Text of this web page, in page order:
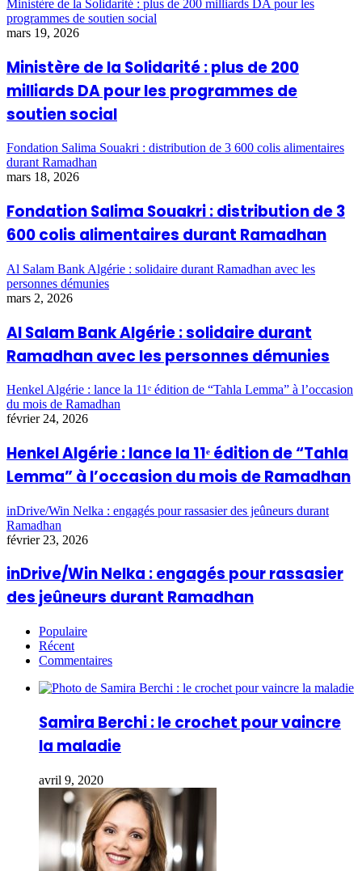
Ministère de la Solidarité : plus de 200 milliards DA pour les
programmes de soutien social
mars 19, 2026
Ministère de la Solidarité : plus de 200
milliards DA pour les programmes de
soutien social
Fondation Salima Souakri : distribution de 3 600 colis alimentaires
durant Ramadhan
mars 18, 2026
Fondation Salima Souakri : distribution de 3
600 colis alimentaires durant Ramadhan
Al Salam Bank Algérie : solidaire durant Ramadhan avec les
personnes démunies
mars 2, 2026
Al Salam Bank Algérie : solidaire durant
Ramadhan avec les personnes démunies
Henkel Algérie : lance la 11ᵉ édition de “Tahla Lemma” à l’occasion
du mois de Ramadhan
février 24, 2026
Henkel Algérie : lance la 11ᵉ édition de “Tahla
Lemma” à l’occasion du mois de Ramadhan
inDrive/Win Nelka : engagés pour rassasier des jeûneurs durant
Ramadhan
février 23, 2026
inDrive/Win Nelka : engagés pour rassasier
des jeûneurs durant Ramadhan
Populaire
Récent
Commentaires
Samira Berchi : le crochet pour vaincre
la maladie
avril 9, 2020